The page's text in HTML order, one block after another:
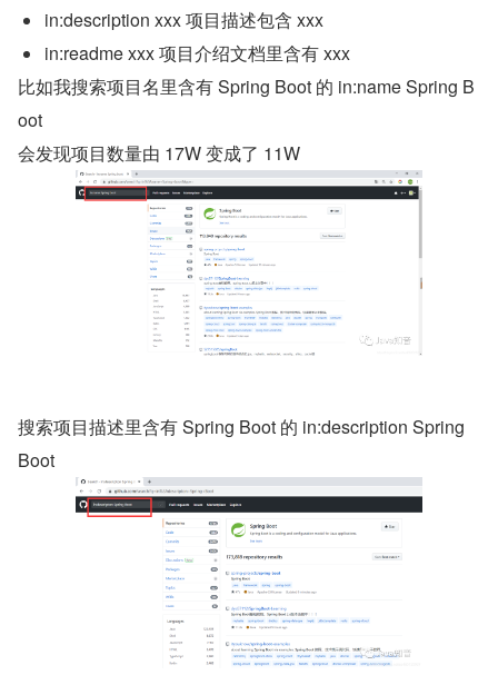
in:description xxx 项目描述包含 xxx
in:readme xxx 项目介绍文档里含有 xxx
比如我搜索项目名里含有 Spring Boot 的 in:name Spring B
oot
会发现项目数量由 17W 变成了 11W
搜索项目描述里含有 Spring Boot 的 in:description Spring
Boot